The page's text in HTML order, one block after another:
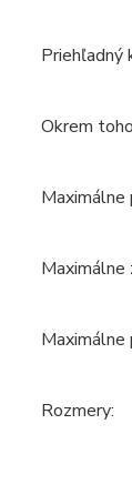
Priehľadný
Okrem
Maximálne
Maximálne
Maximálne
Rozmery: